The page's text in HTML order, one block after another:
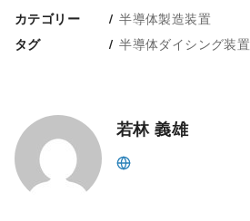
カテゴリー 半導体製造装置
タグ 半導体ダイシング装置
若林 義雄